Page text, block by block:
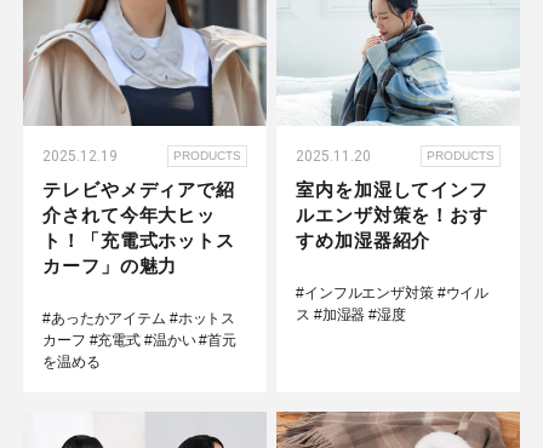
2025.12.19 PRODUCTS
テレビやメディアで紹
介されて今年大ヒッ
ト！「充電式ホットス
カーフ」の魅力
#あったかアイテム #ホットス
カーフ #充電式 #温かい #首元
を温める
2025.11.20 PRODUCTS
室内を加湿してインフ
ルエンザ対策を！おす
すめ加湿器紹介
#インフルエンザ対策 #ウイル
ス #加湿器 #湿度